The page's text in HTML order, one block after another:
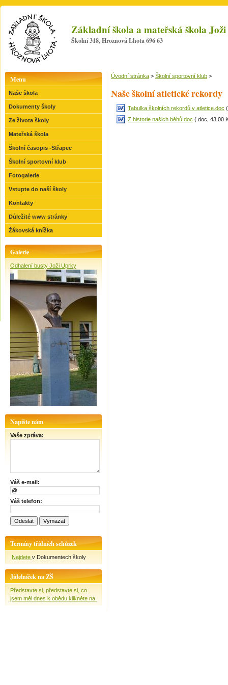
Základní škola a mateřská škola
Školní 318, Hroznová Lhota 696 63
Menu
Naše škola
Dokumenty školy
Ze života školy
Mateřská škola
Školní časopis -Střapec
Školní sportovní klub
Fotogalerie
Vstupte do naší školy
Kontakty
Důležité www stránky
Žákovská knížka
Galerie
Odhalení busty Joži Uprky
Napište nám
Vaše zpráva:
Váš e-mail:
Váš telefon:
Termíny třídních schůzek
Najdete v Dokumentech školy
Jídelníček na ZŠ
Představte si, představte si, co
jsem měl dnes k obědu klikněte na
Úvodní stránka > Školní sportovní klub >
Naše školní atletické rekordy
Tabulka školních rekordů v atletice.doc
Z historie našich běhů.doc (.doc, 43.00